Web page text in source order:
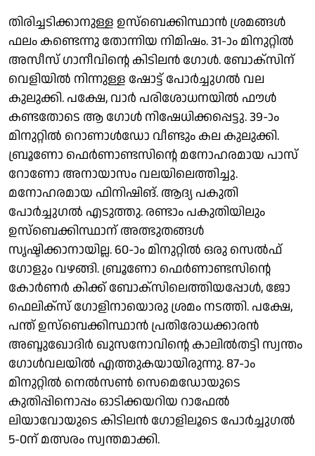
തിരിച്ചടിക്കാനുള്ള ഉസ്ബെക്കിസ്ഥാൻ ശ്രമങ്ങള്‍
ഫലം കണ്ടെന്നു തോന്നിയ നിമിഷം. 31-ാം മിനുറ്റില്‍
അസീസ് ഗാനീവിന്റെ കിടിലന്‍ ഗോള്‍. ബോക്സിന്
വെളിയില്‍ നിന്നുള്ള ഷോട്ട് പോര്‍ച്ചുഗല്‍ വല
കുലുക്കി. പക്ഷേ, വാര്‍ പരിശോധനയില്‍ ഫൗള്‍
കണ്ടതോടെ ആ ഗോള്‍ നിഷേധിക്കപ്പെട്ടു. 39-ാം
മിനുറ്റില്‍ റൊണാള്‍ഡോ വീണ്ടും കല കുലുക്കി.
ബ്രൂണോ ഫെർണാണ്ടസിന്റെ മനോഹരമായ പാസ്
റോണോ അനായാസം വലയിലെത്തിച്ചു.
മനോഹരമായ ഫിനിഷിങ്. ആദ്യ പകുതി
പോര്‍ച്ചുഗല്‍ എടുത്തു. രണ്ടാം പകുതിയിലും
ഉസ്ബെക്കിസ്ഥാന് അത്ഭുതങ്ങള്‍
സൃഷ്ടിക്കാനായില്ല. 60-ാം മിനുറ്റില്‍ ഒരു സെല്‍ഫ്
ഗോളും വഴങ്ങി. ബ്രൂണോ ഫെര്‍ണാണ്ടസിന്റെ
കോര്‍ണര്‍ കിക്ക് ബോക്സിലെത്തിയപ്പോള്‍, ജോ
ഫെലിക്സ് ഗോളിനായൊരു ശ്രമം നടത്തി. പക്ഷേ,
പന്ത് ഉസ്ബെക്കിസ്ഥാൻ പ്രതിരോധക്കാരന്‍
അബ്ദുഖോദിര്‍ ഖുസനോവിന്റെ കാലില്‍തട്ടി സ്വന്തം
ഗോള്‍വലയില്‍ എത്തുകയായിരുന്നു. 87-ാം
മിനുറ്റില്‍ നെൽസൺ സെമെഡോയുടെ
കുതിപ്പിനൊപ്പം ഓടിക്കയറിയ റാഫേല്‍
ലിയാവോയുടെ കിടിലന്‍ ഗോളിലൂടെ പോര്‍ച്ചുഗല്‍
5-0ന് മത്സരം സ്വന്തമാക്കി.